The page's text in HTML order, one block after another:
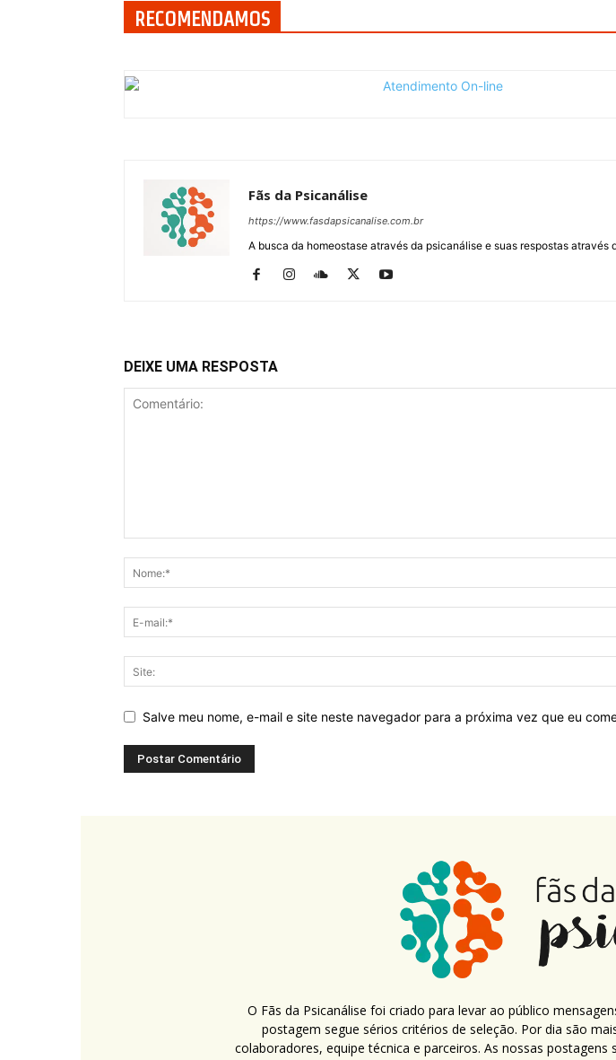
RECOMENDAMOS
Fãs da Psicanálise
https://www.fasdapsicanalise.com.br
A busca da homeostase através da psicanálise e suas respostas através
DEIXE UMA RESPOSTA
Salve meu nome, e-mail e site neste navegador para a próxima vez que eu
O Fãs da Psicanálise foi criado para levar ao público
postagem segue sérios critérios de seleção. Por dia são
colaboradores, equipe técnica e parceiros. As nossas